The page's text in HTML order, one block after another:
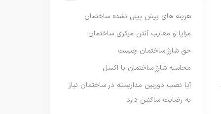
هزینه های پیش بینی نشده ساختمان
مزایا و معایب آنتن مرکزی ساختمان
حق شارژ ساختمان چیست
محاسبه شارژ ساختمان با اکسل
آیا نصب دوربین مداربسته در ساختمان نیاز
به رضایت ساکنین دارد